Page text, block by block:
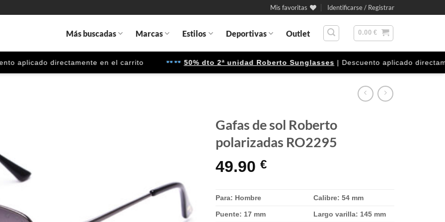
Mis favoritas Identificarse / Registrar
Más buscadas Marcas Estilos Deportivas Outlet 0.00€
aplicado directamente en el carrito 50% dto 2ª unidad Roberto Sunglasses | Descuento aplicado
Gafas de sol Roberto
polarizadas RO2295
49.90 €
Para: Hombre Calibre: 54 mm
Puente: 17 mm Largo varilla: 145 mm